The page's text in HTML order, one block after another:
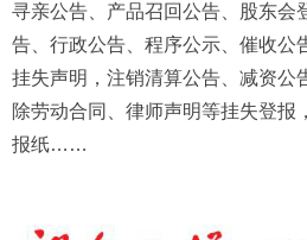
寻亲公告、产品召回公告、股东会
告、行政公告、程序公示、催收公
挂失声明，注销清算公告、减资公
除劳动合同、律师声明等挂失登报
报纸……